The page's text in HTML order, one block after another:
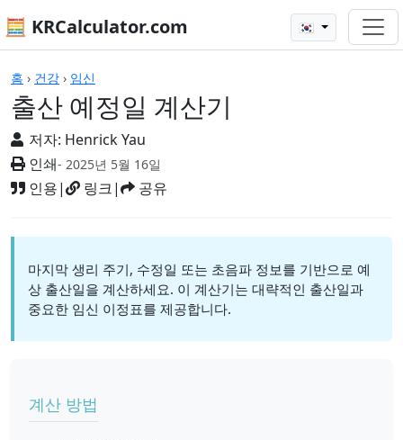
🧮 KRCalculator.com 🇰🇷
홈 › 건강 › 임신
출산 예정일 계산기
저자: Henrick Yau
인쇄- 2025년 5월 16일
인용| 링크| 공유
계산기
마지막 생리 주기, 수정일 또는 초음파 정보를 기반으로 예
상 출산일을 계산하세요. 이 계산기는 대략적인 출산일과
중요한 임신 이정표를 제공합니다.
계산 방법